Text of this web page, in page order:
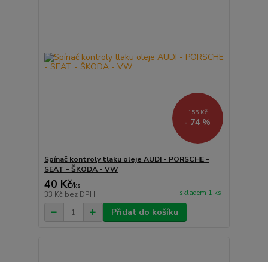
155 Kč
- 74 %
Spínač kontroly tlaku oleje AUDI - PORSCHE -
SEAT - ŠKODA - VW
40 Kč/ks
33 Kč bez DPH skladem 1 ks
Přidat do košíku